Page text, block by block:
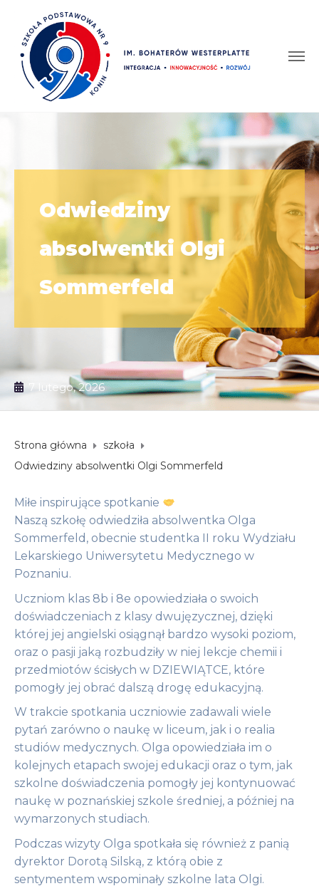
Odwiedziny
absolwentki Olgi
Sommerfeld
7 lutego, 2026
Strona główna
szkoła
Odwiedziny absolwentki Olgi Sommerfeld
Miłe inspirujące spotkanie
Naszą szkołę odwiedziła absolwentka Olga
Sommerfeld, obecnie studentka II roku Wydziału
Lekarskiego Uniwersytetu Medycznego w
Poznaniu.
Uczniom klas 8b i 8e opowiedziała o swoich
doświadczeniach z klasy dwujęzycznej, dzięki
której jej angielski osiągnął bardzo wysoki poziom,
oraz o pasji jaką rozbudziły w niej lekcje chemii i
przedmiotów ścisłych w DZIEWIĄTCE, które
pomogły jej obrać dalszą drogę edukacyjną.
W trakcie spotkania uczniowie zadawali wiele
pytań zarówno o naukę w liceum, jak i o realia
studiów medycznych. Olga opowiedziała im o
kolejnych etapach swojej edukacji oraz o tym, jak
szkolne doświadczenia pomogły jej kontynuować
naukę w poznańskiej szkole średniej, a później na
wymarzonych studiach.
Podczas wizyty Olga spotkała się również z panią
dyrektor Dorotą Silską, z którą obie z
sentymentem wspominały szkolne lata Olgi.